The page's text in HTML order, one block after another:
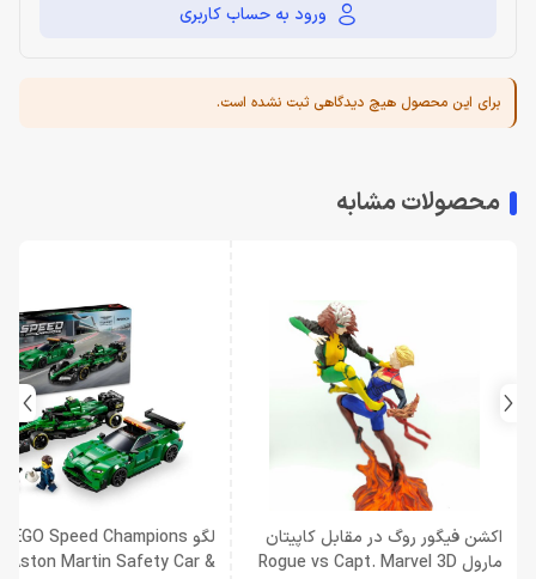
ورود به حساب کاربری
برای این محصول هیچ دیدگاهی ثبت نشده است.
محصولات مشابه
اکشن فیگور روگ در مقابل کاپیتان
مارول Rogue vs Capt. Marvel 3D
لگو LEGO Speed Champions
Aston Martin Safety Car &